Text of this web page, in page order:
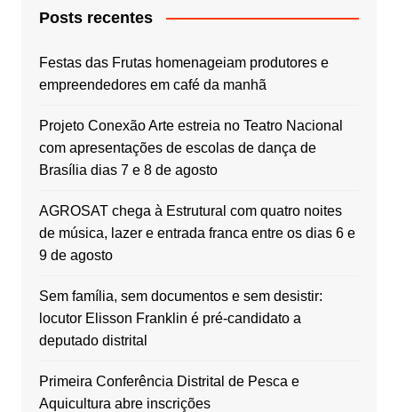
Posts recentes
Festas das Frutas homenageiam produtores e
empreendedores em café da manhã
Projeto Conexão Arte estreia no Teatro Nacional
com apresentações de escolas de dança de
Brasília dias 7 e 8 de agosto
AGROSAT chega à Estrutural com quatro noites
de música, lazer e entrada franca entre os dias 6 e
9 de agosto
Sem família, sem documentos e sem desistir:
locutor Elisson Franklin é pré-candidato a
deputado distrital
Primeira Conferência Distrital de Pesca e
Aquicultura abre inscrições